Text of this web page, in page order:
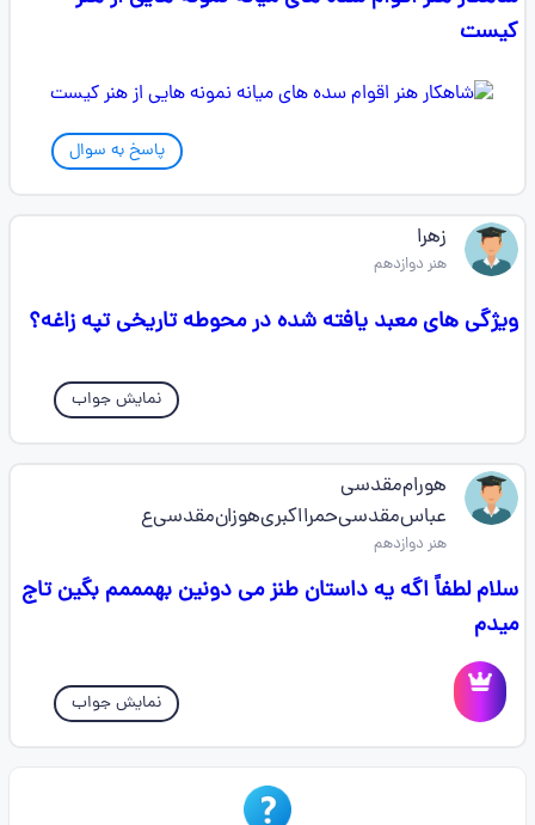
کیست
پاسخ به سوال
زهرا
هنر دوازدهم
ویژگی های معبد یافته شده در محوطه تاریخی تپه زاغه؟
نمایش جواب
هورام‌مقدسی
‌عباس‌مقدسی‌‌حمرا‌اکبری‌هوزان‌‌مقدسی‌ع
هنر دوازدهم
سلام لطفاً اگه یه داستان طنز می دونین بهمممم بگین تاج
میدم
نمایش جواب